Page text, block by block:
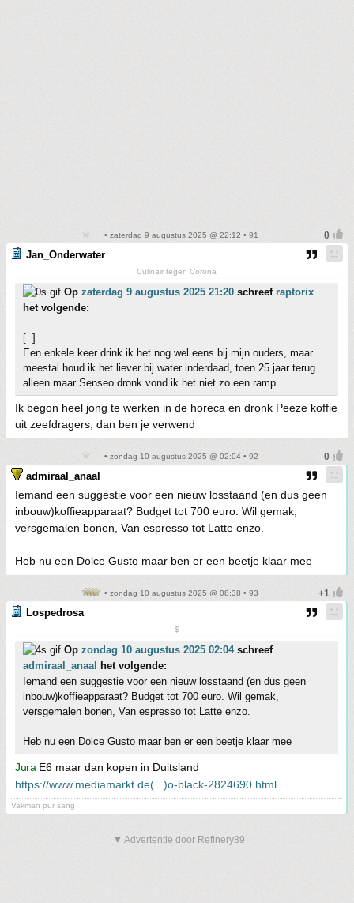
• zaterdag 9 augustus 2025 @ 22:12 • 91
Jan_Onderwater
Culinair tegen Corona
Op zaterdag 9 augustus 2025 21:20 schreef raptorix
het volgende:
[..]
Een enkele keer drink ik het nog wel eens bij mijn ouders, maar
meestal houd ik het liever bij water inderdaad, toen 25 jaar terug
alleen maar Senseo dronk vond ik het niet zo een ramp.
Ik begon heel jong te werken in de horeca en dronk Peeze koffie
uit zeefdragers, dan ben je verwend
• zondag 10 augustus 2025 @ 02:04 • 92
admiraal_anaal
Iemand een suggestie voor een nieuw losstaand (en dus geen
inbouw)koffieapparaat? Budget tot 700 euro. Wil gemak,
versgemalen bonen, Van espresso tot Latte enzo.
Heb nu een Dolce Gusto maar ben er een beetje klaar mee
• zondag 10 augustus 2025 @ 08:38 • 93
Lospedrosa
$
Op zondag 10 augustus 2025 02:04schreef
admiraal_anaal het volgende:
Iemand een suggestie voor een nieuw losstaand (en dus geen
inbouw)koffieapparaat? Budget tot 700 euro. Wil gemak,
versgemalen bonen, Van espresso tot Latte enzo.
Heb nu een Dolce Gusto maar ben er een beetje klaar mee
Jura E6 maar dan kopen in Duitsland
https://www.mediamarkt.de(...)o-black-2824690.html
Vakman pur sang
▼ Advertentie door Refinery89